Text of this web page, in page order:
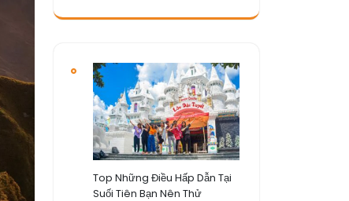
Top Những Điều Hấp Dẫn Tại
Suối Tiên Bạn Nên Thử